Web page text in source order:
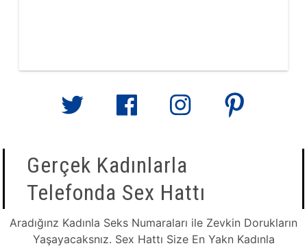
Gerçek Kadınlarla
Telefonda Sex Hattı
Aradığınz Kadınla Seks Numaraları ile Zevkin Dorukların
Yaşayacaksnız. Sex Hattı Size En Yakn Kadınla